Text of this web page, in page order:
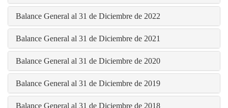
Balance General al 31 de Diciembre de 2022
Balance General al 31 de Diciembre de 2021
Balance General al 31 de Diciembre de 2020
Balance General al 31 de Diciembre de 2019
Balance General al 31 de Diciembre de 2018